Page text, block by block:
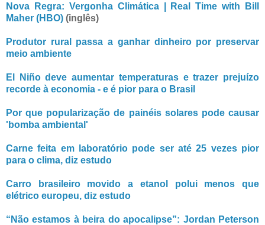
Nova Regra: Vergonha Climática | Real Time with Bill
Maher (HBO) (inglês)
Produtor rural passa a ganhar dinheiro por preservar
meio ambiente
El Niño deve aumentar temperaturas e trazer prejuízo
recorde à economia - e é pior para o Brasil
Por que popularização de painéis solares pode causar
'bomba ambiental'
Carne feita em laboratório pode ser até 25 vezes pior
para o clima, diz estudo
Carro brasileiro movido a etanol polui menos que
elétrico europeu, diz estudo
“Não estamos à beira do apocalipse”: Jordan Peterson